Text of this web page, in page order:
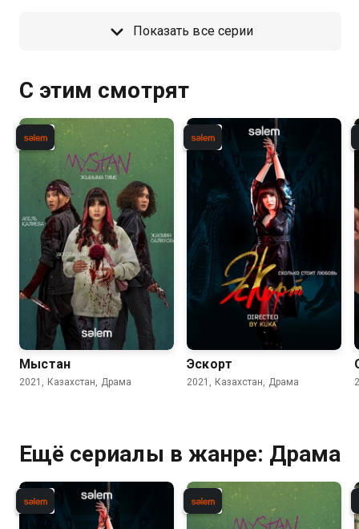
Показать все серии
С этим смотрят
Мыстан
2021, Казахстан, Драма
Эскорт
2021, Казахстан, Драма
Ещё сериалы в жанре: Драма